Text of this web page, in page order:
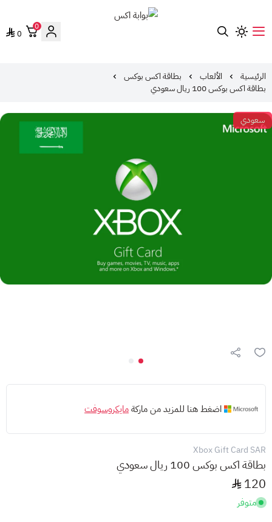
0
0
الرئيسية الألعاب
بطاقة اكس بوكس
بطاقة اكس بوكس 100 ريال سعودي
سعودي
اضغط هنا للمزيد من ماركةمايكروسوفت
Xbox Gift Card SAR
بطاقة اكس بوكس 100 ريال سعودي
120
متوفر